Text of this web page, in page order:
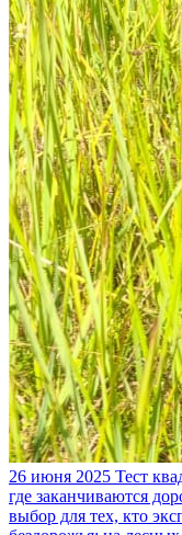
26 июня 2025 Тест
где заканчиваются
выбор для тех, кто